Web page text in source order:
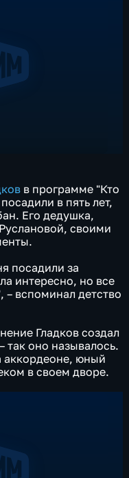
в программе "Кто
в пять лет,
Его дедушка,
своими
посадили за
интересно, но все
– вспоминал детство
Гладков создал
так оно называлось.
аккордеоне, юный
в своем дворе.